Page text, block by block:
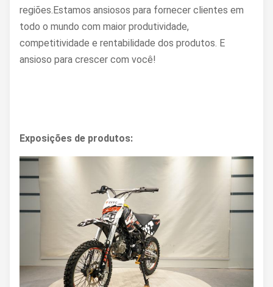
regiões.Estamos ansiosos para fornecer clientes em
todo o mundo com maior produtividade,
competitividade e rentabilidade dos produtos. E
ansioso para crescer com você!
Exposições de produtos: